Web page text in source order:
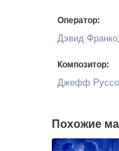
Оператор:
Дэвид Франко
Композитор:
Джефф Руссо
Похожие